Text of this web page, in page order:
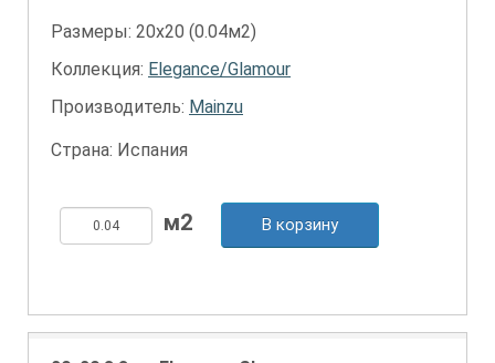
Размеры: 20х20 (0.04м2)
Коллекция: Elegance/Glamour
Производитель: Mainzu
Страна: Испания
В корзину